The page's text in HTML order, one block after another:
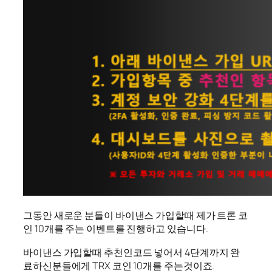
그동안 새로운 분들이 바이낸스 가입할때 제가 트론 코
인 10개를 주는 이벤트를 진행하고 있습니다.
바이낸스 가입할때 추천인코드 넣어서 4단계까지 완
료하신분들에게 TRX 코인 10개를 주는것이죠.